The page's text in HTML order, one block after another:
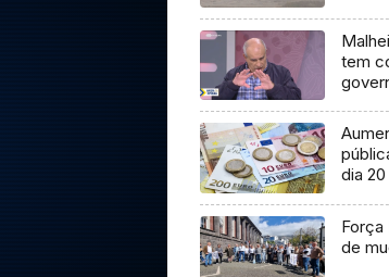
tem
dia 20
Força
de